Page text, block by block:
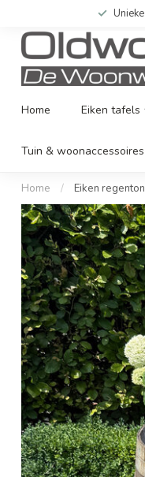
Home Eiken tafels
Tuin & woonaccessoires
Home / Eiken